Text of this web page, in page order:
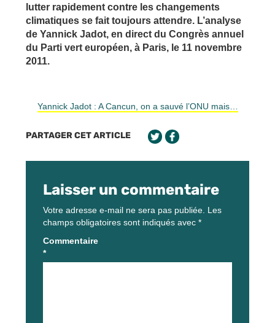
lutter rapidement contre les changements
climatiques se fait toujours attendre. L’analyse
de Yannick Jadot, en direct du Congrès annuel
du Parti vert européen, à Paris, le 11 novembre
2011.
Yannick Jadot : A Cancun, on a sauvé l’ONU mais…
PARTAGER CET ARTICLE
Laisser un commentaire
Votre adresse e-mail ne sera pas publiée. Les
champs obligatoires sont indiqués avec *
Commentaire
*